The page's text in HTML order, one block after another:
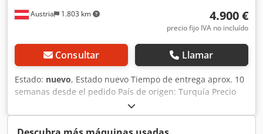
Austria 1.803 km 4.900 €
precio fijo IVA no incluído
Consultar Llamar
Estado: nuevo, Estado nuevo Tiempo de entrega aprox. 10
semanas desde el pedido País de origen: Turquía Precio
4900 € Tarifa de arrendamiento 109,71 € Longitud de
curvatura 1050 mm Máx. Capacidad de flexión - acero
estructural 3 mm Máx. Espesor de chapa con flexión -